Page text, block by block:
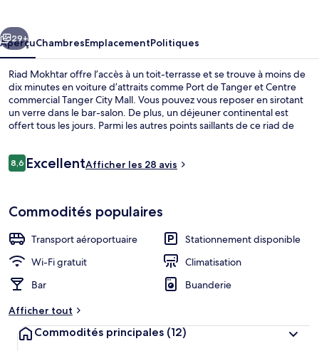
Suivant
29+
AperçuChambresEmplacementPolitiques
Riad Mokhtar offre l’accès à un toit-terrasse et se trouve à moins de
dix minutes en voiture d’attraits comme Port de Tanger et Centre
commercial Tanger City Mall. Vous pouvez vous reposer en sirotant
un verre dans le bar-salon. De plus, un déjeuner continental est
offert tous les jours. Parmi les autres points saillants de ce riad de
Avis
8,68,6 sur 10 –
ExcellentAfficher les 28 avis
Commodités populaires
Transport aéroportuaire
Stationnement disponible
Wi-Fi gratuit
Climatisation
Bar
Buanderie
Afficher tout
Commodités principales (12)